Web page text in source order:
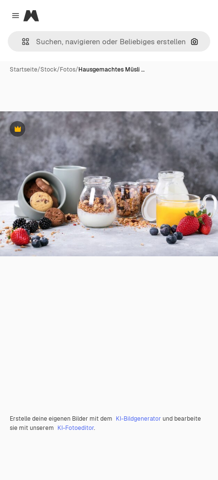
Close menu
Magnific
Nach
Startseite/Stock/Fotos/Hausgemachtes Müsli …
Premium
Erstelle deine eigenen Bilder mit dem KI-Bildgenerator und bearbeite
sie mit unserem KI-Fotoeditor.